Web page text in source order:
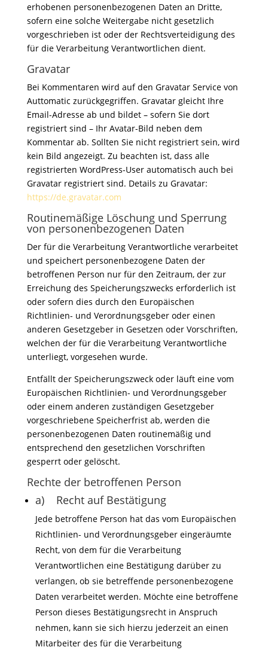
erhobenen personenbezogenen Daten an Dritte,
sofern eine solche Weitergabe nicht gesetzlich
vorgeschrieben ist oder der Rechtsverteidigung des
für die Verarbeitung Verantwortlichen dient.
Gravatar
Bei Kommentaren wird auf den Gravatar Service von
Auttomatic zurückgegriffen. Gravatar gleicht Ihre
Email-Adresse ab und bildet – sofern Sie dort
registriert sind – Ihr Avatar-Bild neben dem
Kommentar ab. Sollten Sie nicht registriert sein, wird
kein Bild angezeigt. Zu beachten ist, dass alle
registrierten WordPress-User automatisch auch bei
Gravatar registriert sind. Details zu Gravatar:
https://de.gravatar.com
Routinemäßige Löschung und Sperrung
von personenbezogenen Daten
Der für die Verarbeitung Verantwortliche verarbeitet
und speichert personenbezogene Daten der
betroffenen Person nur für den Zeitraum, der zur
Erreichung des Speicherungszwecks erforderlich ist
oder sofern dies durch den Europäischen
Richtlinien- und Verordnungsgeber oder einen
anderen Gesetzgeber in Gesetzen oder Vorschriften,
welchen der für die Verarbeitung Verantwortliche
unterliegt, vorgesehen wurde.
Entfällt der Speicherungszweck oder läuft eine vom
Europäischen Richtlinien- und Verordnungsgeber
oder einem anderen zuständigen Gesetzgeber
vorgeschriebene Speicherfrist ab, werden die
personenbezogenen Daten routinemäßig und
entsprechend den gesetzlichen Vorschriften
gesperrt oder gelöscht.
Rechte der betroffenen Person
a) Recht auf Bestätigung
Jede betroffene Person hat das vom Europäischen
Richtlinien- und Verordnungsgeber eingeräumte
Recht, von dem für die Verarbeitung
Verantwortlichen eine Bestätigung darüber zu
verlangen, ob sie betreffende personenbezogene
Daten verarbeitet werden. Möchte eine betroffene
Person dieses Bestätigungsrecht in Anspruch
nehmen, kann sie sich hierzu jederzeit an einen
Mitarbeiter des für die Verarbeitung